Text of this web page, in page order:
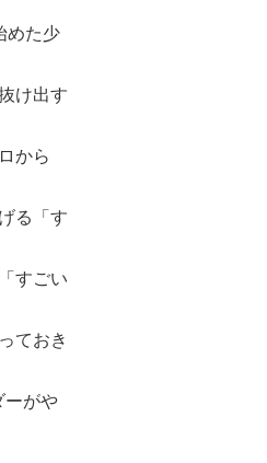
めた少
け出す
から
る「す
すごい
ておき
がや